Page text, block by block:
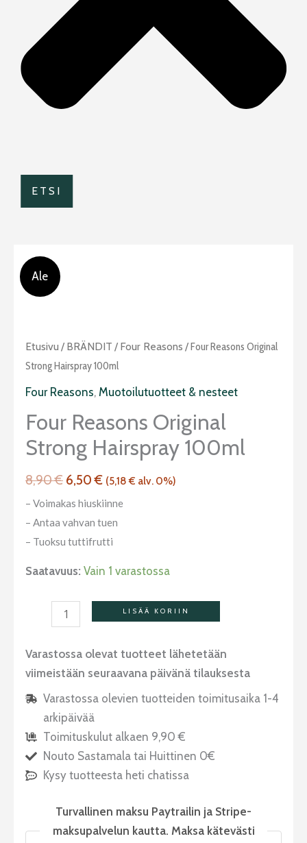
Ale
Etusivu / BRÄNDIT / Four Reasons / Four Reasons Original
Strong Hairspray 100ml
Four Reasons, Muotoilutuotteet & nesteet
Four Reasons Original
Strong Hairspray 100ml
8,90€
Alkuperäinen
hinta
6,50€
Nykyinen
hinta
on:
(5,18€ alv. 0%)
– Voimakas hiuskiinne
– Antaa vahvan tuen
– Tuoksu tuttifrutti
Saatavuus: Vain 1 varastossa
Four
Reasons
Original
Hairspray
100ml
LISÄÄ KORIIN
Varastossa olevat tuotteet lähetetään
viimeistään seuraavana päivänä tilauksesta
Varastossa olevien tuotteiden toimitusaika 1-4
arkipäivää
Toimituskulut alkaen 9,90 €
Nouto Sastamala tai Huittinen 0€
Kysy tuotteesta heti chatissa
Turvallinen maksu Paytrailin ja Stripe-
maksupalvelun kautta. Maksa kätevästi
ETSI